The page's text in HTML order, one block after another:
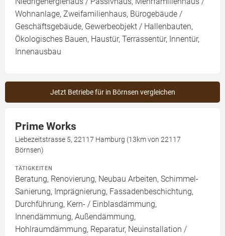
Wohnanlage, Zweifamilienhaus, Bürogebäude /
Geschäftsgebäude, Gewerbeobjekt / Hallenbauten,
Ökologisches Bauen, Haustür, Terrassentür, Innentür,
Innenausbau
Jetzt Betriebe für in Börnsen vergleichen
Prime Works
Liebezeitstrasse 5, 22117 Hamburg (13km von 22117
Börnsen)
TÄTIGKEITEN
Beratung, Renovierung, Neubau Arbeiten, Schimmel-
Sanierung, Imprägnierung, Fassadenbeschichtung,
Durchführung, Kern- / Einblasdämmung,
Innendämmung, Außendämmung,
Hohlraumdämmung, Reparatur, Neuinstallation /